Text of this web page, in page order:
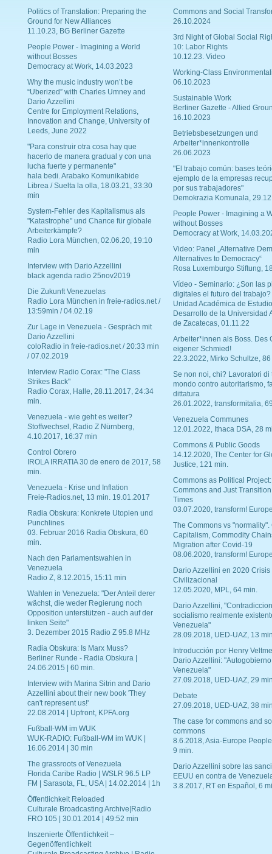
Politics of Translation: Preparing the
Ground for New Alliances
11.10.23, BG Berliner Gazette
People Power - Imagining a World
without Bosses
Democracy at Work, 14.03.2023
Why the music industry won’t be
“Uberized” with Charles Umney and
Dario Azzellini
Centre for Employment Relations,
Innovation and Change, University of
Leeds, June 2022
"Para construir otra cosa hay que
hacerlo de manera gradual y con una
lucha fuerte y permanente"
hala bedi. Arabako Komunikabide
Librea / Suelta la olla, 18.03.21, 33:30
min
System-Fehler des Kapitalismus als
"Katastrophe" und Chance für globale
Arbeiterkämpfe?
Radio Lora München, 02.06.20, 19:10
min
Interview with Dario Azzellini
black agenda radio 25nov2019
Die Zukunft Venezuelas
Radio Lora München in freie-radios.net /
13:59min / 04.02.19
Zur Lage in Venezuela - Gespräch mit
Dario Azzellini
coloRadio in freie-radios.net / 20:33 min
/ 07.02.2019
Interview Radio Corax: "The Class
Strikes Back"
Radio Corax, Halle, 28.11.2017, 24:34
min.
Venezuela - wie geht es weiter?
Stoffwechsel, Radio Z Nürnberg,
4.10.2017, 16:37 min
Control Obrero
IROLA IRRATIA 30 de enero de 2017, 58
min.
Venezuela - Krise und Inflation
Freie-Radios.net, 13 min. 19.01.2017
Radia Obskura: Konkrete Utopien und
Punchlines
03. Februar 2016 Radia Obskura, 60
min.
Nach den Parlamentswahlen in
Venezuela
Radio Z, 8.12.2015, 15:11 min
Wahlen in Venezuela: "Der Anteil derer
wächst, die weder Regierung noch
Opposition unterstützen - auch auf der
linken Seite"
3. Dezember 2015 Radio Z 95.8 MHz
Radia Obskura: Is Marx Muss?
Berliner Runde - Radia Obskura |
24.06.2015 | 60 min.
Interview with Marina Sitrin and Dario
Azzellini about their new book 'They
can't represent us!'
22.08.2014 | Upfront, KPFA.org
Fußball-WM im WUK
WUK-RADIO: Fußball-WM im WUK |
16.06.2014 | 30 min
The grassroots of Venezuela
Florida Caribe Radio | WSLR 96.5 LP
FM | Sarasota, FL, USA | 14.02.2014 | 1h
Öffentlichkeit Reloaded
Culturale Broadcasting Archive|Radio
FRO 105 | 30.01.2014 | 49:52 min
Inszenierte Öffentlichkeit –
Gegenöffentlichkeit
Commons and Social
26.10.2024
3rd Night of Global Social
10: Labor Rights
10.12.23. Video
Working-Class
06.10.2023
Sustainable Work
Berliner Gazette - Allied
16.10.2023
Betriebsbesetzungen und
Arbeiter*innenkontrolle
26.06.2023
"El trabajo común: bases
ejemplo de la empresas
por sus trabajadores"
Demokrazia Komunala,
People Power - Imagining a
without Bosses
Democracy at Work,
Video: Panel „Alternative
Alternatives to Democracy“
Rosa Luxemburgo Stiftung,
Vídeo - Seminario: ¿Son las
digitales el futuro del trabajo?
Unidad Académica de
Desarrollo de la Universidad
de Zacatecas, 01.11.22
Arbeiter*innen als Boss. Des
eigener Schmied!
22.3.2022, Mirko Schultze, 86
Se non noi, chi? Lavoratori di
mondo contro autoritarismo,
dittatura
26.01.2022, transformitalia,
Venezuela Communes
12.01.2022, Ithaca DSA, 28
Commons & Public Goods
14.12.2020, The Center for
Justice, 121 min.
Commons as Political Project:
Commons and Just
Times
03.07.2020, transform!
The Commons vs "normality".
Capitalism, Commodity
Migration after Covid-19
08.06.2020, transform!
Dario Azzellini en 2020 Crisis
Civilizacional
12.05.2020, MPL, 64 min.
Dario Azzellini,
socialismo realmente
Venezuela"
28.09.2018, UED-UAZ, 13
Introducción por Henry
Dario Azzellini:
Venezuela"
27.09.2018, UED-UAZ, 29
Debate
27.09.2018, UED-UAZ, 38
The case for commons and
commons
8.6.2018, Asia-Europe
9 min.
Dario Azzellini sobre las
EEUU en contra de
3.8.2017, RT en Español, 6